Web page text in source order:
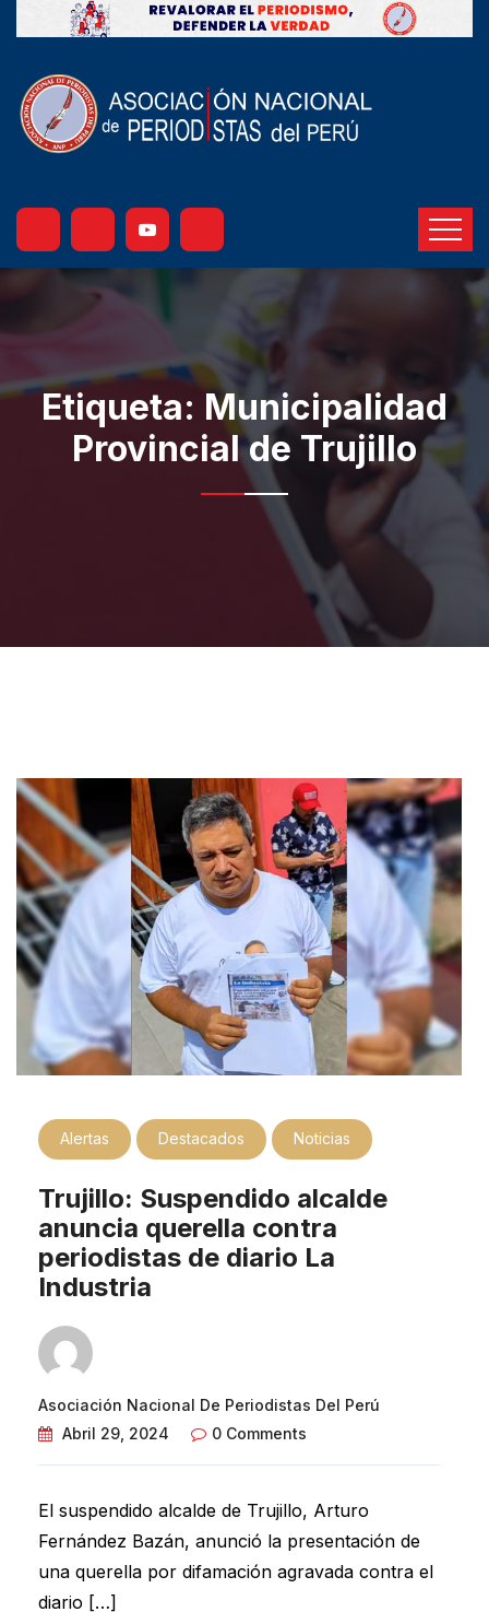
Etiqueta: Municipalidad
Provincial de Trujillo
Alertas Destacados Noticias
Trujillo: Suspendido alcalde
anuncia querella contra
periodistas de diario La
Industria
Asociación Nacional De Periodistas Del Perú
Abril 29, 2024
0 Comments
El suspendido alcalde de Trujillo, Arturo
Fernández Bazán, anunció la presentación de
una querella por difamación agravada contra el
diario […]